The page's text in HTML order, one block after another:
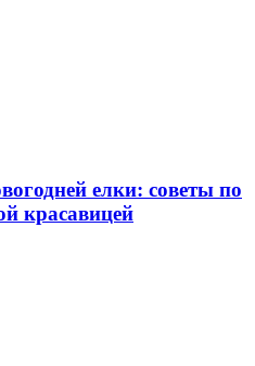
елки: советы по
красавицей